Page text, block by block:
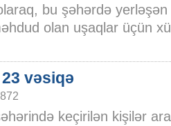
bu şəhərdə yerləşən
olan uşaqlar üçün
vəsiqə
keçirilən kişilər